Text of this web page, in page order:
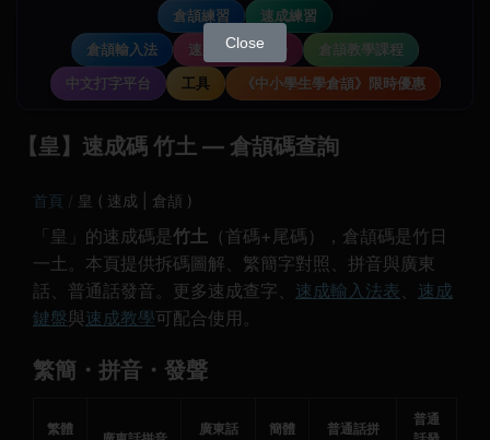
倉頡練習
速成練習
倉頡輸入法
速成輸入法教學
倉頡教學課程
中文打字平台
工具 《中小學生學倉頡》限時優惠
【皇】速成碼 竹土 — 倉頡碼查詢
首頁 皇 ( 速成 | 倉頡 )
「皇」的速成碼是 竹土 （首碼+尾碼），倉頡碼是竹日
一土。本頁提供拆碼圖解、繁簡字對照、拼音與廣東
話、普通話發音。更多速成查字、 速成輸入法表、 速成
鍵盤與速成教學可配合使用。
繁簡・拼音・發聲
繁體
廣東話
簡體
普通話拼
普通
Close